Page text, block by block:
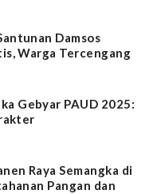
Damsos
Warga Tercengang
Gebyar PAUD 2025:
Raya Semangka di
Pangan dan